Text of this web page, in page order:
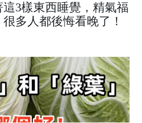
3樣東西睡覺，精氣福
多人都後悔看晚了！